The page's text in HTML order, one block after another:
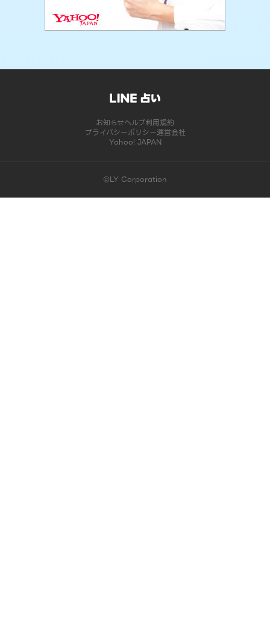
お知らせヘルプ利用規約
プライバシーポリシー運営会社
Yahoo! JAPAN
©LY Corporation
このコンテンツは掲載が終了しました | LINE占い